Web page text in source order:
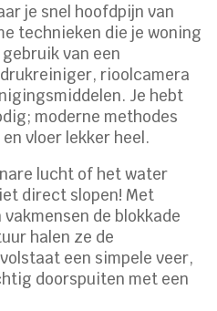
je snel hoofdpijn van
technieken die je woning
van een
rioolcamera
Je hebt
moderne methodes
vloer lekker heel.
lucht of het water
direct slopen! Met
de blokkade
halen ze de
een simpele veer,
doorspuiten met een